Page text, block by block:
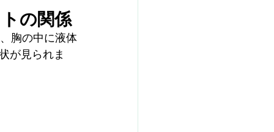
の関係
胸の中に液体
が見られま